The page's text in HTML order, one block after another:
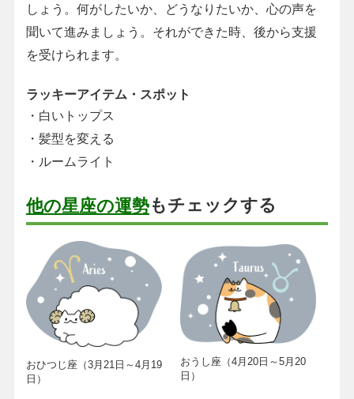
しょう。何がしたいか、どうなりたいか、心の声を
聞いて進みましょう。それができた時、後から支援
を受けられます。
ラッキーアイテム・スポット
・白いトップス
・髪型を変える
・ルームライト
他の星座の運勢もチェックする
おひつじ座（3月21日～4月19
日）
おうし座（4月20日～5月20
日）